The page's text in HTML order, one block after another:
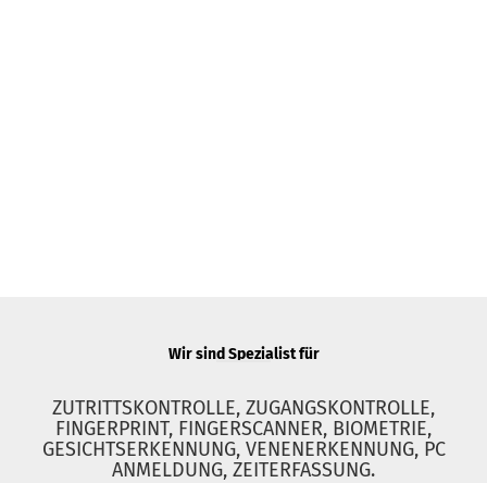
Wir sind Spezialist für
ZUTRITTSKONTROLLE, ZUGANGSKONTROLLE,
FINGERPRINT, FINGERSCANNER, BIOMETRIE,
GESICHTSERKENNUNG, VENENERKENNUNG, PC
ANMELDUNG, ZEITERFASSUNG.